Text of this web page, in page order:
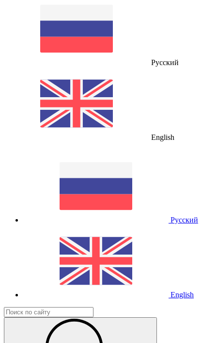
Русский
English
Русский
English